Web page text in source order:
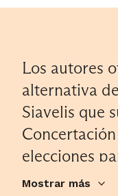
Los autores
alternativa
Siavelis que
elecciones
candidatos
Mostrar más